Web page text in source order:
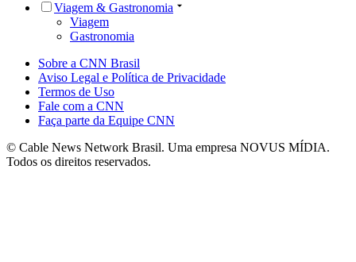
Viagem & Gastronomia
Viagem
Gastronomia
Sobre a CNN Brasil
Aviso Legal e Política de Privacidade
Termos de Uso
Fale com a CNN
Faça parte da Equipe CNN
© Cable News Network Brasil. Uma empresa NOVUS MÍDIA.
Todos os direitos reservados.